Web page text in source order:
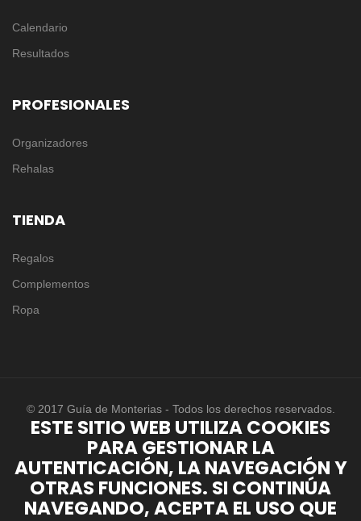
Calendario
Resultados
PROFESIONALES
Organizadores
Rehalas
TIENDA
Regalos
Complementos
Ropa
© 2017 Guía de Monterias - Todos los derechos reservados.
ESTE SITIO WEB UTILIZA COOKIES
PARA GESTIONAR LA
AUTENTICACIÓN, LA NAVEGACIÓN Y
OTRAS FUNCIONES. SI CONTINÚA
NAVEGANDO, ACEPTA EL USO QUE